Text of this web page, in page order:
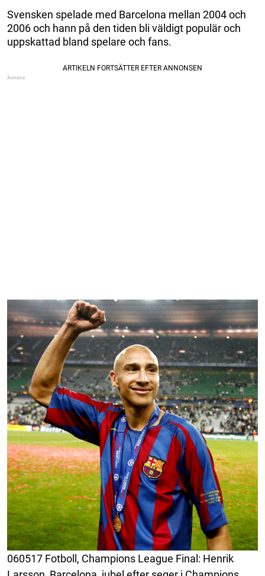
Svensken spelade med Barcelona mellan 2004 och
2006 och hann på den tiden bli väldigt populär och
uppskattad bland spelare och fans.
060517 Fotboll, Champions League Final: Henrik